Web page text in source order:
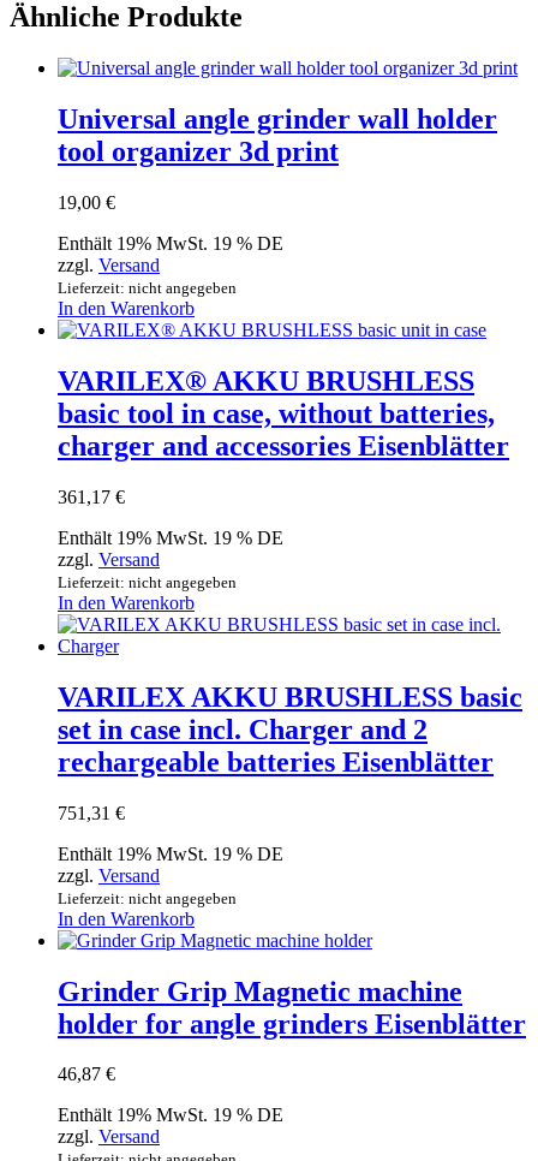
Ähnliche Produkte
Universal angle grinder wall holder
tool organizer 3d print
19,00 €
Enthält 19% MwSt. 19 % DE
zzgl. Versand
Lieferzeit: nicht angegeben
In den Warenkorb
VARILEX® AKKU BRUSHLESS
basic tool in case, without batteries,
charger and accessories Eisenblätter
361,17 €
Enthält 19% MwSt. 19 % DE
zzgl. Versand
Lieferzeit: nicht angegeben
In den Warenkorb
VARILEX AKKU BRUSHLESS basic
set in case incl. Charger and 2
rechargeable batteries Eisenblätter
751,31 €
Enthält 19% MwSt. 19 % DE
zzgl. Versand
Lieferzeit: nicht angegeben
In den Warenkorb
Grinder Grip Magnetic machine
holder for angle grinders Eisenblätter
46,87 €
Enthält 19% MwSt. 19 % DE
zzgl. Versand